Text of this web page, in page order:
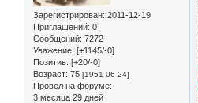
Зарегистрирован: 2011-12-19
Приглашений: 0
Сообщений: 7272
Уважение: [+1145/-0]
Позитив: [+20/-0]
Возраст: 75 [1951-06-24]
Провел на форуме:
3 месяца 29 дней